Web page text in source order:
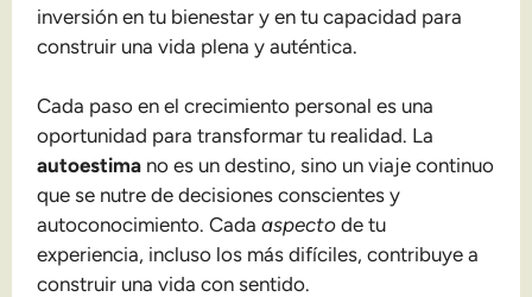
inversión en tu bienestar y en tu capacidad para
construir una vida plena y auténtica.
Cada paso en el crecimiento personal es una
oportunidad para transformar tu realidad. La
autoestima no es un destino, sino un viaje continuo
que se nutre de decisiones conscientes y
autoconocimiento. Cadaaspecto de tu
experiencia, incluso los más difíciles, contribuye a
construir una vida con sentido.